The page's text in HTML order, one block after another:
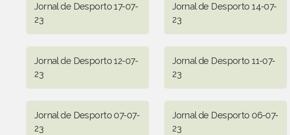
Jornal de Desporto 17-07-
23
Jornal de Desporto 14-07-
23
Jornal de Desporto 12-07-
23
Jornal de Desporto 11-07-
23
Jornal de Desporto 07-07-
23
Jornal de Desporto 06-07-
23